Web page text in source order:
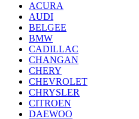
ACURA
AUDI
BELGEE
BMW
CADILLAC
CHANGAN
CHERY
CHEVROLET
CHRYSLER
CITROEN
DAEWOO